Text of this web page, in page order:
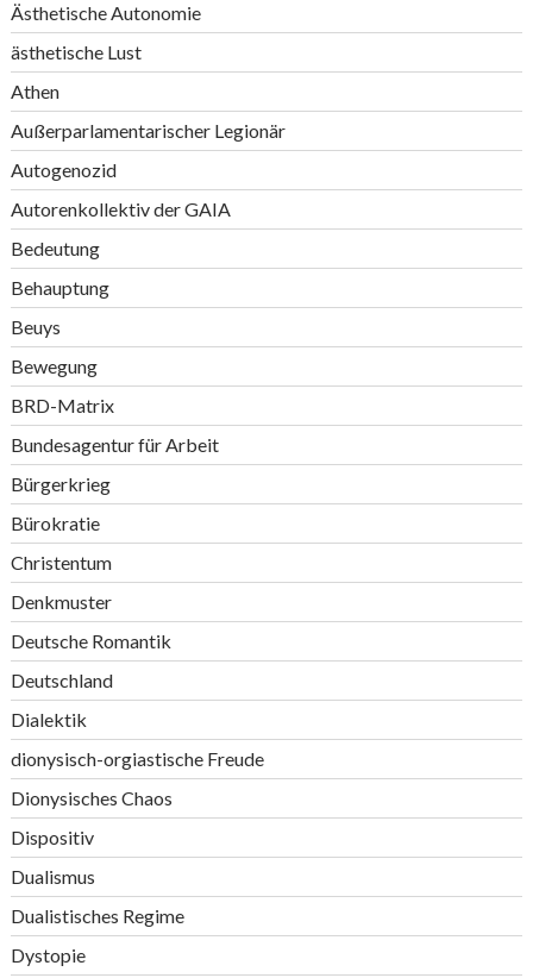
Ästhetische Autonomie
ästhetische Lust
Athen
Außerparlamentarischer Legionär
Autogenozid
Autorenkollektiv der GAIA
Bedeutung
Behauptung
Beuys
Bewegung
BRD-Matrix
Bundesagentur für Arbeit
Bürgerkrieg
Bürokratie
Christentum
Denkmuster
Deutsche Romantik
Deutschland
Dialektik
dionysisch-orgiastische Freude
Dionysisches Chaos
Dispositiv
Dualismus
Dualistisches Regime
Dystopie